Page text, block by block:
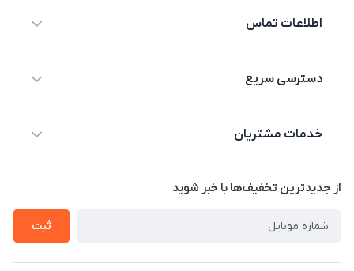
اطلاعات تماس
دسترسی سریع
راهنما
خدمات مشتریان
راهنما
از جدید‌ترین تخفیف‌ها با‌ خبر شوید
ثبت